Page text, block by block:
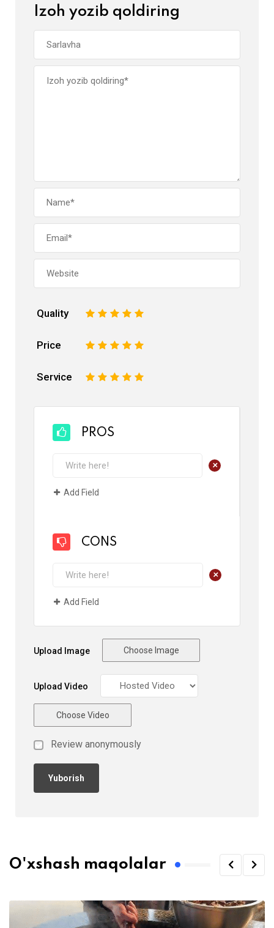
Izoh yozib qoldiring
Quality 5
4
3
2
Price 5
4
3
2
Service 5
4
3
2
PROS
+
Add Field
CONS
+
Add Field
Upload Image Choose Image
Upload Video
Choose Video
Review anonymously
O'xshash maqolalar